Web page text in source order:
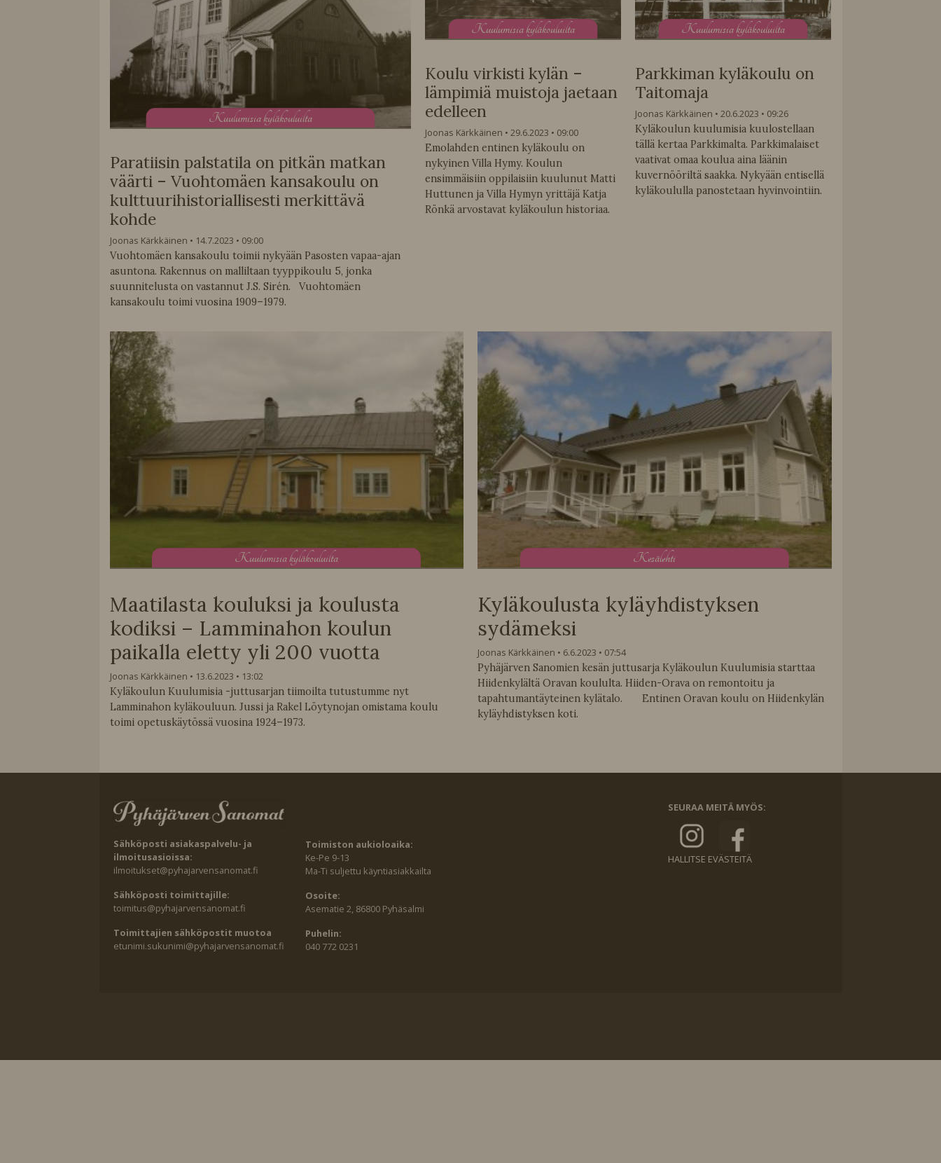
Kuulumisia kyläkouluilta
Paratiisin palstatila on pitkän matkan
väärti – Vuohtomäen kansakoulu on
kulttuurihistoriallisesti merkittävä
kohde
Joonas Kärkkäinen 14.7.2023
09:00
Vuohtomäen kansakoulu toimii nykyään Pasosten vapaa-ajan
asuntona. Rakennus on malliltaan tyyppikoulu 5, jonka
suunnitelusta on vastannut J.S. Sirén. Vuohtomäen
kansakoulu toimi vuosina 1909–1979.
Kuulumisia kyläkouluilta
Koulu virkisti kylän –
lämpimiä muistoja jaetaan
edelleen
Joonas Kärkkäinen 29.6.2023
09:00
Emolahden entinen kyläkoulu on
nykyinen Villa Hymy. Koulun
ensimmäisiin oppilaisiin kuulunut Matti
Huttunen ja Villa Hymyn yrittäjä Katja
Rönkä arvostavat kyläkoulun historiaa.
Kuulumisia kyläkouluilta
Parkkiman kyläkoulu on
Taitomaja
Joonas Kärkkäinen 20.6.2023
09:26
Kyläkoulun kuulumisia kuulostellaan
tällä kertaa Parkkimalta. Parkkimalaiset
vaativat omaa koulua aina läänin
kuvernööriltä saakka. Nykyään entisellä
kyläkoululla panostetaan hyvinvointiin.
Kuulumisia kyläkouluilta
Maatilasta kouluksi ja koulusta
kodiksi – Lamminahon koulun
paikalla eletty yli 200 vuotta
Joonas Kärkkäinen 13.6.2023
13:02
Kyläkoulun Kuulumisia -juttusarjan tiimoilta tutustumme nyt
Lamminahon kyläkouluun. Jussi ja Rakel Löytynojan omistama koulu
toimi opetuskäytössä vuosina 1924–1973.
Kesälehti
Kyläkoulusta kyläyhdistyksen
sydämeksi
Joonas Kärkkäinen 6.6.2023
07:54
Pyhäjärven Sanomien kesän juttusarja Kyläkoulun Kuulumisia starttaa
Hiidenkylältä Oravan koululta. Hiiden-Orava on remontoitu ja
tapahtumantäyteinen kylätalo. Entinen Oravan koulu on Hiidenkylän
kyläyhdistyksen koti.
Sähköposti asiakaspalvelu- ja
ilmoitusasioissa:
ilmoitukset@pyhajarvensanomat.fi
Sähköposti toimittajille:
toimitus@pyhajarvensanomat.fi
Toimittajien sähköpostit muotoa
etunimi.sukunimi@pyhajarvensanomat.fi
Toimiston aukioloaika:
Ke-Pe 9-13
Ma-Ti suljettu käyntiasiakkailta
Osoite:
Asematie 2, 86800 Pyhäsalmi
Puhelin:
040 772 0231
SEURAA MEITÄ MYÖS:
HALLITSE EVÄSTEITÄ